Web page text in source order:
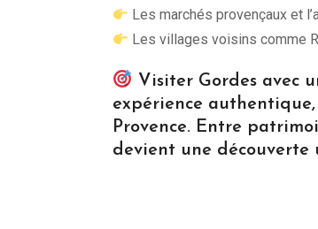
Les marchés provençaux et
Les villages voisins comme
Visiter Gordes avec
expérience
Provence. Entre
devient une découverte